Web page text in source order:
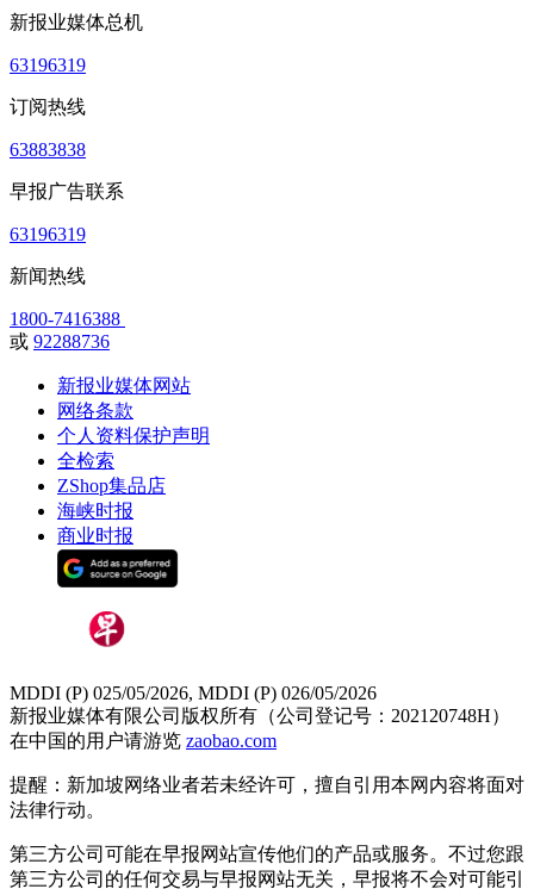
新报业媒体总机
63196319
订阅热线
63883838
早报广告联系
63196319
新闻热线
1800-7416388
或 92288736
新报业媒体网站
网络条款
个人资料保护声明
全检索
ZShop集品店
海峡时报
商业时报
MDDI (P) 025/05/2026, MDDI (P) 026/05/2026
新报业媒体有限公司版权所有（公司登记号：202120748H）
在中国的用户请游览 zaobao.com
提醒：新加坡网络业者若未经许可，擅自引用本网内容将面对
法律行动。
第三方公司可能在早报网站宣传他们的产品或服务。不过您跟
第三方公司的任何交易与早报网站无关，早报将不会对可能引